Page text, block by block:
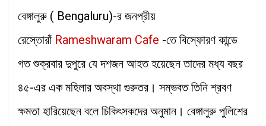
বেঙ্গালুরু ( Bengaluru)-র জনপ্রীয়
রেস্তোরাঁ Rameshwaram Cafe -তে বিস্ফোরণ কান্ডে
গত শুক্রবার দুপুরে যে দশজন আহত হয়েছেন তাদের মধ্য বছর
৪৫-এর এক মহিলার অবস্থা গুরুতর। সম্ভবত তিনি শ্রবণ
ক্ষমতা হারিয়েছেন বলে চিকিৎসকদের অনুমান। বেঙ্গালুরু পুলিশের